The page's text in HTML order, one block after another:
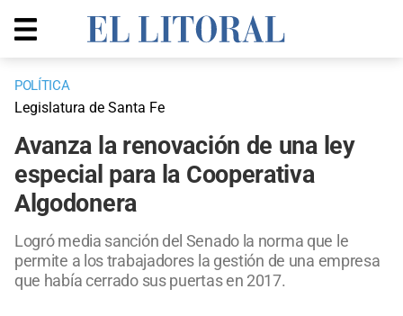
POLÍTICA
Legislatura de Santa Fe
Avanza la renovación de una ley
especial para la Cooperativa
Algodonera
Logró media sanción del Senado la norma que le
permite a los trabajadores la gestión de una empresa
que había cerrado sus puertas en 2017.